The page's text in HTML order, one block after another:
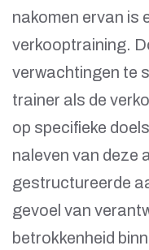
nakomen ervan is
verkooptraining.
verwachtingen te
trainer als de
op specifieke
naleven van deze
gestructureerde
gevoel van
betrokkenheid